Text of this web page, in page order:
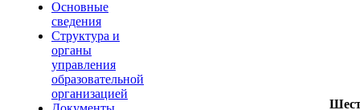
Основные
сведения
Структура и
органы
управления
образовательной
организацией